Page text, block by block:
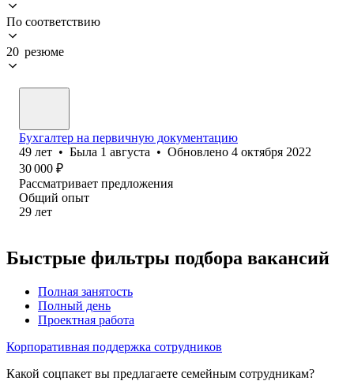
По соответствию
20 резюме
Бухгалтер на первичную документацию
49 лет • Была 1 августа • Обновлено 4 октября 2022
30 000 ₽
Рассматривает предложения
Общий опыт
29 лет
Быстрые фильтры подбора вакансий
Полная занятость
Полный день
Проектная работа
Корпоративная поддержка сотрудников
Какой соцпакет вы предлагаете семейным сотрудникам?